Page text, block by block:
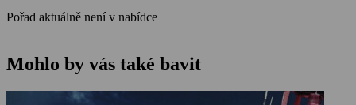
Pořad aktuálně není v nabídce
Mohlo by vás také bavit